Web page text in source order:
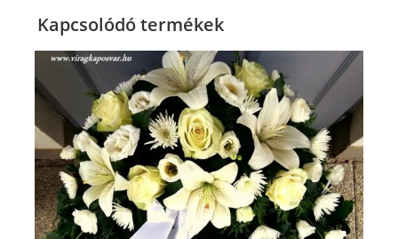
Kapcsolódó termékek